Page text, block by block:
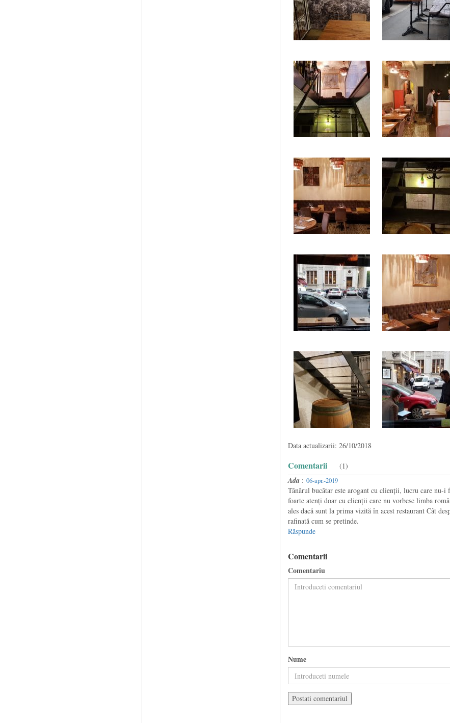
Data actualizarii: 26/10/2018
Comentarii (1)
Ada: 06-apr.-2019
Tânărul bucătar este arogant cu clienții, lucru care nu-
foarte atenți doar cu clienții care nu vorbesc limba
ales dacă sunt la prima vizită în acest restaurant Cât
rafinată cum se pretinde.
Răspunde
Comentarii
Comentariu
Nume